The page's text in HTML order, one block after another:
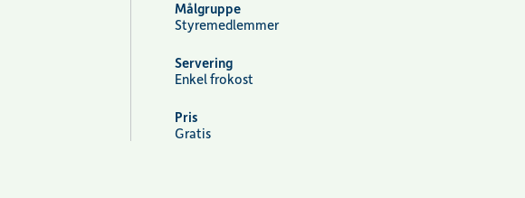
Målgruppe
Styremedlemmer
Servering
Enkel frokost
Pris
Gratis